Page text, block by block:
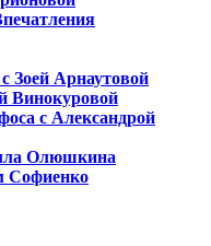
Зоей Арнаутовой
Винокуровой
с Александрой
Олюшкина
Софиенко